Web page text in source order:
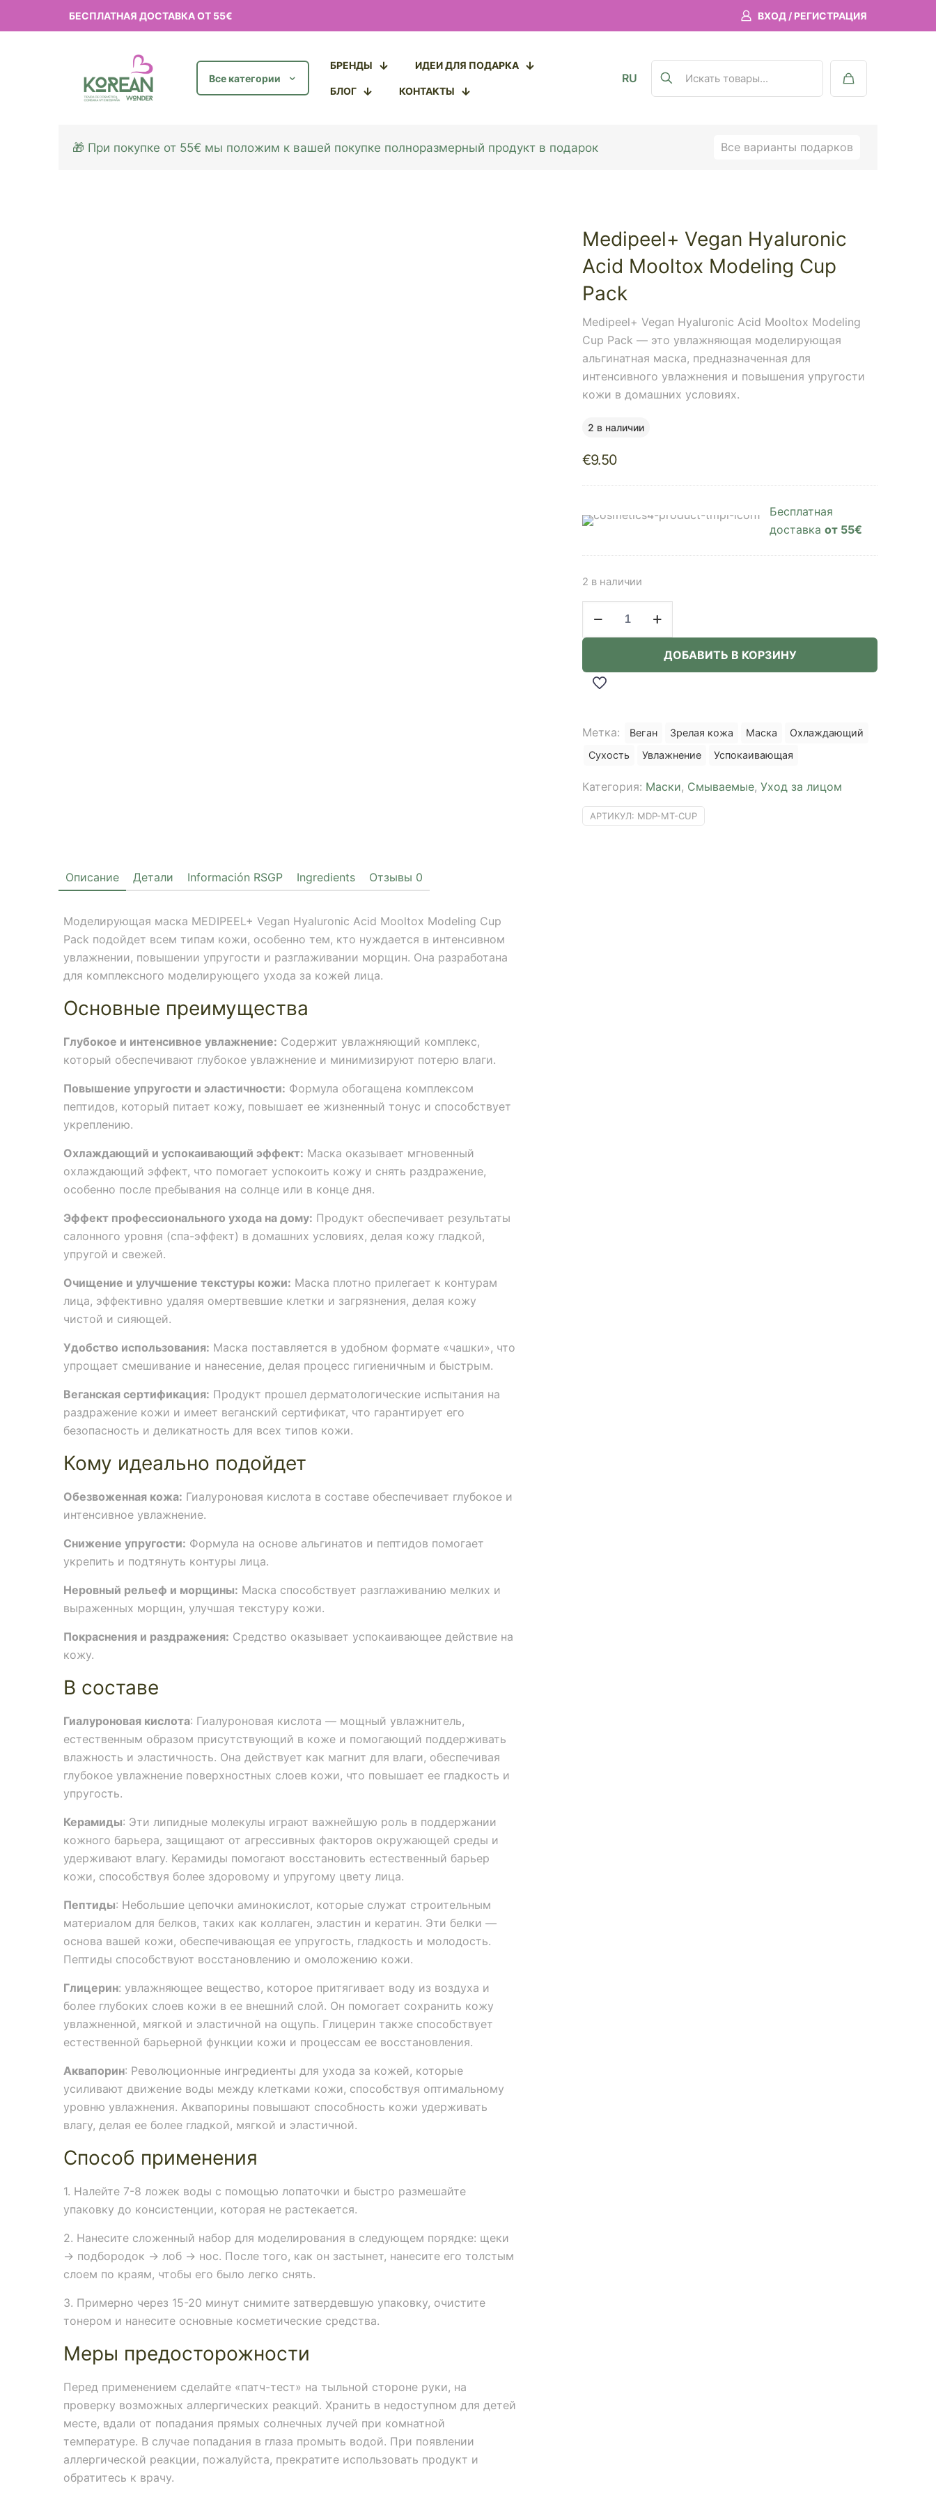
БЕСПЛАТНАЯ ДОСТАВКА ОТ 55€ ВХОД / РЕГИСТРАЦИЯ
Все категории
БРЕНДЫ ИДЕИ ДЛЯ ПОДАРКА
БЛОГ КОНТАКТЫ
RU
🎁 При покупке от 55€ мы положим к вашей покупке полноразмерный продукт в подарок Все варианты подарков
Описание Детали Información RSGP Ingredients Отзывы 0
Моделирующая маска MEDIPEEL+ Vegan Hyaluronic Acid Mooltox Modeling Cup
Pack подойдет всем типам кожи, особенно тем, кто нуждается в интенсивном
увлажнении, повышении упругости и разглаживании морщин. Она разработана
для комплексного моделирующего ухода за кожей лица.
Основные преимущества
Глубокое и интенсивное увлажнение: Содержит увлажняющий комплекс,
который обеспечивают глубокое увлажнение и минимизируют потерю влаги.
Повышение упругости и эластичности: Формула обогащена комплексом
пептидов, который питает кожу, повышает ее жизненный тонус и способствует
укреплению.
Охлаждающий и успокаивающий эффект: Маска оказывает мгновенный
охлаждающий эффект, что помогает успокоить кожу и снять раздражение,
особенно после пребывания на солнце или в конце дня.
Эффект профессионального ухода на дому: Продукт обеспечивает результаты
салонного уровня (спа-эффект) в домашних условиях, делая кожу гладкой,
упругой и свежей.
Очищение и улучшение текстуры кожи: Маска плотно прилегает к контурам
лица, эффективно удаляя омертвевшие клетки и загрязнения, делая кожу
чистой и сияющей.
Удобство использования: Маска поставляется в удобном формате «чашки», что
упрощает смешивание и нанесение, делая процесс гигиеничным и быстрым.
Веганская сертификация: Продукт прошел дерматологические испытания на
раздражение кожи и имеет веганский сертификат, что гарантирует его
безопасность и деликатность для всех типов кожи.
Кому идеально подойдет
Обезвоженная кожа: Гиалуроновая кислота в составе обеспечивает глубокое и
интенсивное увлажнение.
Снижение упругости: Формула на основе альгинатов и пептидов помогает
укрепить и подтянуть контуры лица.
Неровный рельеф и морщины: Маска способствует разглаживанию мелких и
выраженных морщин, улучшая текстуру кожи.
Покраснения и раздражения: Средство оказывает успокаивающее действие на
кожу.
В составе
Гиалуроновая кислота: Гиалуроновая кислота — мощный увлажнитель,
естественным образом присутствующий в коже и помогающий поддерживать
влажность и эластичность. Она действует как магнит для влаги, обеспечивая
глубокое увлажнение поверхностных слоев кожи, что повышает ее гладкость и
упругость.
Керамиды: Эти липидные молекулы играют важнейшую роль в поддержании
кожного барьера, защищают от агрессивных факторов окружающей среды и
удерживают влагу. Керамиды помогают восстановить естественный барьер
кожи, способствуя более здоровому и упругому цвету лица.
Пептиды: Небольшие цепочки аминокислот, которые служат строительным
материалом для белков, таких как коллаген, эластин и кератин. Эти белки —
основа вашей кожи, обеспечивающая ее упругость, гладкость и молодость.
Пептиды способствуют восстановлению и омоложению кожи.
Глицерин: увлажняющее вещество, которое притягивает воду из воздуха и
более глубоких слоев кожи в ее внешний слой. Он помогает сохранить кожу
увлажненной, мягкой и эластичной на ощупь. Глицерин также способствует
естественной барьерной функции кожи и процессам ее восстановления.
Аквапорин: Революционные ингредиенты для ухода за кожей, которые
усиливают движение воды между клетками кожи, способствуя оптимальному
уровню увлажнения. Аквапорины повышают способность кожи удерживать
влагу, делая ее более гладкой, мягкой и эластичной.
Способ применения
1. Налейте 7-8 ложек воды с помощью лопаточки и быстро размешайте
упаковку до консистенции, которая не растекается.
2. Нанесите сложенный набор для моделирования в следующем порядке: щеки
-> подбородок -> лоб -> нос. После того, как он застынет, нанесите его толстым
слоем по краям, чтобы его было легко снять.
3. Примерно через 15-20 минут снимите затвердевшую упаковку, очистите
тонером и нанесите основные косметические средства.
Меры предосторожности
Перед применением сделайте «патч-тест» на тыльной стороне руки, на
проверку возможных аллергических реакций. Хранить в недоступном для детей
месте, вдали от попадания прямых солнечных лучей при комнатной
температуре. В случае попадания в глаза промыть водой. При появлении
аллергической реакции, пожалуйста, прекратите использовать продукт и
обратитесь к врачу.
Medipeel+ Vegan Hyaluronic
Acid Mooltox Modeling Cup
Pack
Medipeel+ Vegan Hyaluronic Acid Mooltox Modeling
Cup Pack — это увлажняющая моделирующая
альгинатная маска, предназначенная для
интенсивного увлажнения и повышения упругости
кожи в домашних условиях.
2 в наличии
€9.50
Бесплатная
доставка от 55€
2 в наличии
Hyaluronic
Modeling
Cup
ДОБАВИТЬ В КОРЗИНУ
Метка: Веган Зрелая кожа Маска
Охлаждающий
Сухость
Увлажнение Успокаивающая
Категория: Маски, Смываемые, Уход за лицом
АРТИКУЛ: MDP-MT-CUP